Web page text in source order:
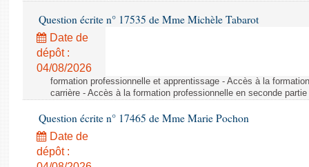
Question écrite n° 17535 de Mme Michèle Tabarot
Date de
dépôt :
04/08/2026
formation professionnelle et apprentissage - Accès à la
carrière - Accès à la formation professionnelle en seconde partie
Question écrite n° 17465 de Mme Marie Pochon
Date de
dépôt :